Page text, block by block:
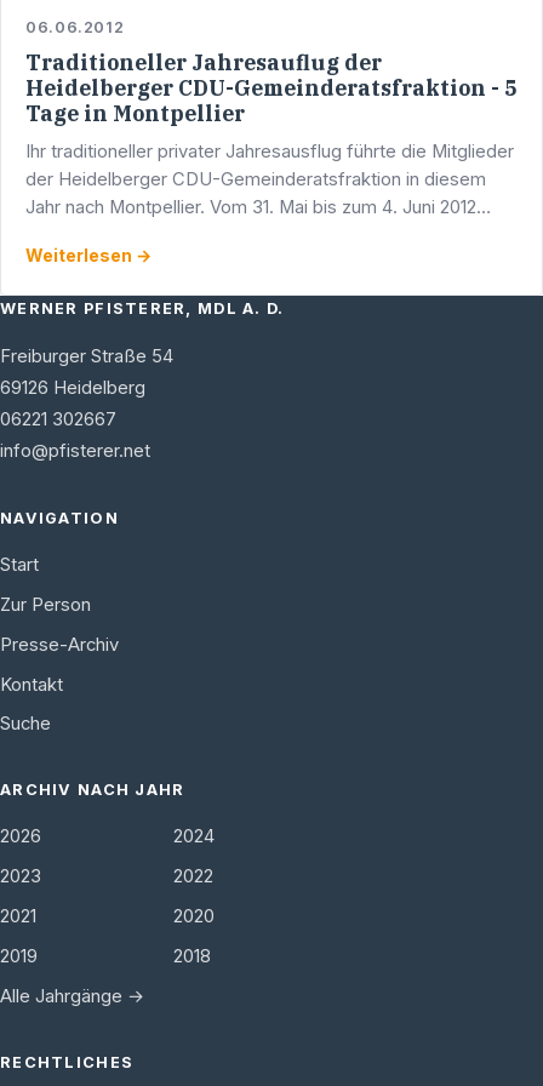
06.06.2012
Traditioneller Jahresauflug der
Heidelberger CDU-Gemeinderatsfraktion - 5
Tage in Montpellier
Ihr traditioneller privater Jahresausflug führte die Mitglieder
der Heidelberger CDU-Gemeinderatsfraktion in diesem
Jahr nach Montpellier. Vom 31. Mai bis zum 4. Juni 2012
Weiterlesen →
WERNER PFISTERER, MDL A. D.
Freiburger Straße 54
69126 Heidelberg
06221 302667
info@pfisterer.net
NAVIGATION
Start
Zur Person
Presse-Archiv
Kontakt
Suche
ARCHIV NACH JAHR
2026
2024
2023
2022
2021
2020
2019
2018
Alle Jahrgänge →
RECHTLICHES